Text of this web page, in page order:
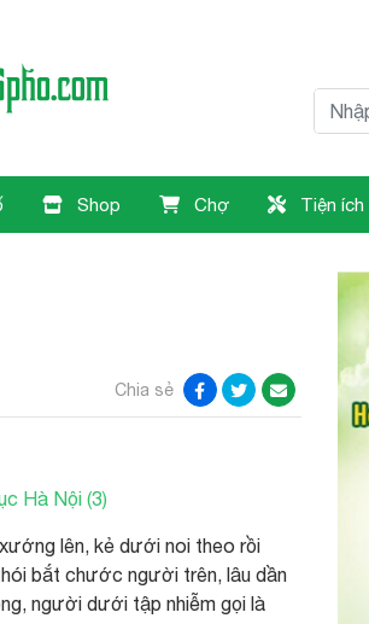
Shop Chợ Tiện ích
Chia sẻ
Hà Nội (3)
lên, kẻ dưới noi theo rồi
bắt chước người trên, lâu dần
người dưới tập nhiễm gọi là